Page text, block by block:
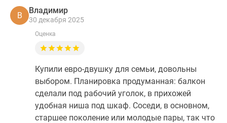
В
Владимир
30 декабря 2025
Оценка
Купили евро-двушку для семьи, довольны
выбором. Планировка продуманная: балкон
сделали под рабочий уголок, в прихожей
удобная ниша под шкаф. Соседи, в основном,
старшее поколение или молодые пары, так что